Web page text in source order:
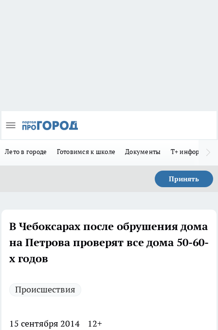
Лето в городе Готовимся к школе Документы Т+
Принять
В Чебоксарах после обрушения дома
на Петрова проверят все дома 50-60-
х годов
Происшествия
15 сентября 2014 12+